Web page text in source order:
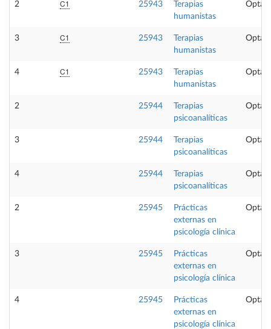
2 C1 25943
Terapias
humanistas
3 C1 25943
Terapias
humanistas
4 C1 25943
Terapias
humanistas
2 25944
Terapias
psicoanalíticas
3 25944
Terapias
psicoanalíticas
4 25944
Terapias
psicoanalíticas
2 25945
Prácticas
externas en
psicología clínica
3 25945
Prácticas
externas en
psicología clínica
4 25945
Prácticas
externas en
psicología clínica